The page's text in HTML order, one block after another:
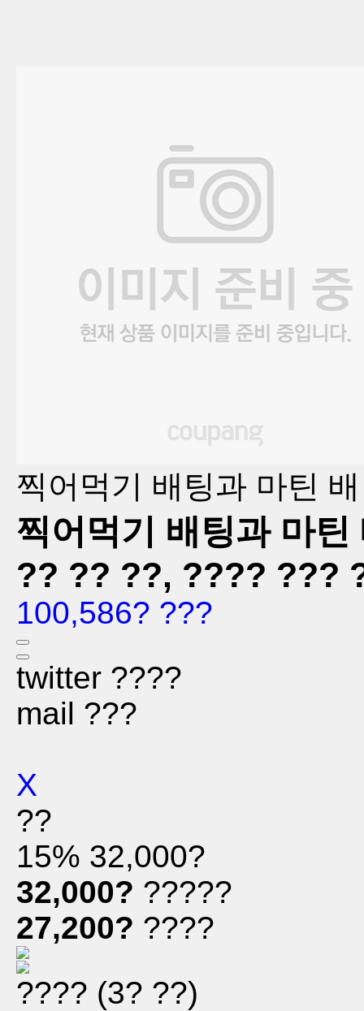
찍어먹기 배팅과 마틴 배
찍어먹기 배팅과 마
?? ?? ??, ???? ???
100,586? ???
twitter ????
mail ???
X
??
15% 32,000?
32,000? ?????
27,200? ????
???? (3? ??)